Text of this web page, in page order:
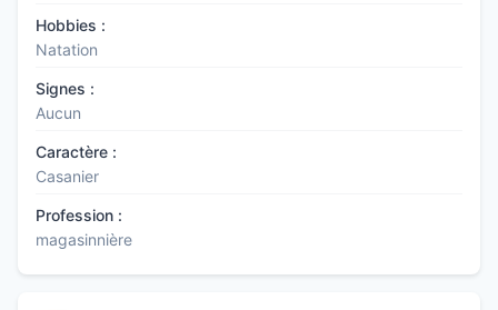
Hobbies :
Natation
Signes :
Aucun
Caractère :
Casanier
Profession :
magasinnière